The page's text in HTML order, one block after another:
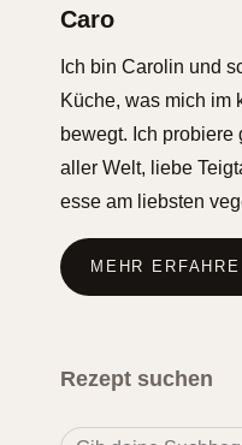
Caro
Ich bin Carolin und
Küche, was mich im
bewegt. Ich
aller Welt, liebe
esse am liebsten
MEHR
Rezept suchen
Search